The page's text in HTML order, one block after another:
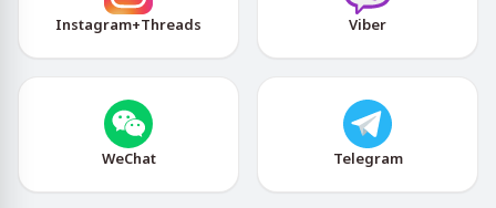
Instagram+Threads Viber
WeChat Telegram